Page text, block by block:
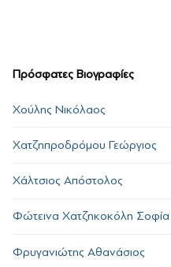
Πρόσφατες Βιογραφίες
Χούλης Νικόλαος
Χατζηπροδρόμου Γεώργιος
Χάλτσιος Απόστολος
Φώτεινα Χατζηκοκόλη Σοφία
Φρυγανιώτης Αθανάσιος